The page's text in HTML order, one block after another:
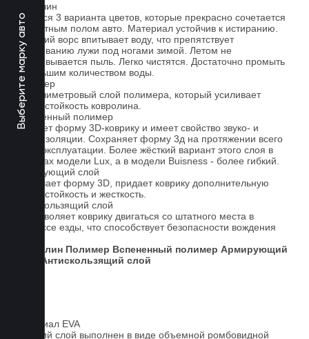
Выберите марку авто
Ковролин
Имеется 3 варианта цветов, которые прекрасно сочетается
со штатным полом авто. Материал устойчив к истиранию.
Короткий ворс впитывает воду, что препятствует
образованию лужи под ногами зимой. Летом не
образовывается пыль. Легко чистятся. Достаточно промыть
небольшим количеством воды.
Полимер
1-миллиметровый слой полимера, который усиливает
износостойкость ковролина.
Вспененный полимер
Придает форму 3D-коврику и имеет свойство звуко- и
теплоизоляции. Сохраняет форму 3д на протяжении всего
срока эксплуатации. Более жёсткий вариант этого слоя в
ковриках модели Lux, а в модели Buisness - более гибкий.
Армирующий слой
Усиливает форму 3D, придает коврику дополнительную
износостойкость и жесткость.
Антискользящий слой
Не позволяет коврику двигаться со штатного места в
процессе езды, что способствует безопасности вождения
Ковролин Полимер Вспененный полимер Армирующий
Антискользящий слой
Материал EVA
Верхний слой выполнен в виде объемной ромбовидной